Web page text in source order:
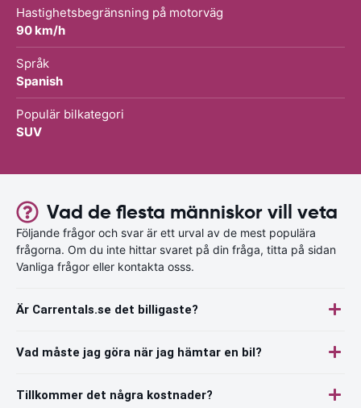
Hastighetsbegränsning på motorväg
90 km/h
Språk
Spanish
Populär bilkategori
SUV
Vad de flesta människor vill veta
Följande frågor och svar är ett urval av de mest populära
frågorna. Om du inte hittar svaret på din fråga, titta på sidan
Vanliga frågor eller kontakta osss.
Är Carrentals.se det billigaste?
Vad måste jag göra när jag hämtar en bil?
Tillkommer det några kostnader?